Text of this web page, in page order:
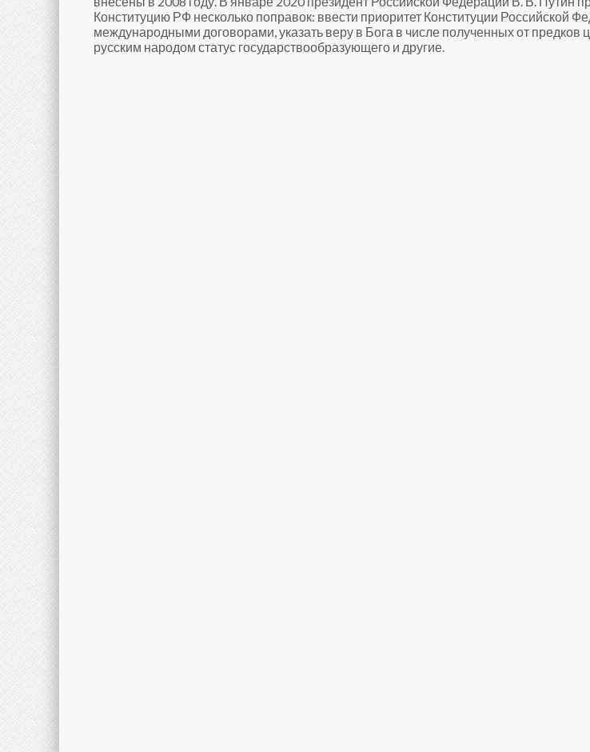
Конституцию РФ несколько поправок: ввести приоритет Конституции Российской
международными договорами, указать веру в Бога в числе полученных от предков
русским народом статус государствообразующего и другие.